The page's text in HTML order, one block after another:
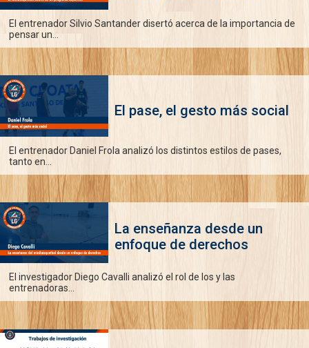
El entrenador Silvio Santander disertó acerca de la importancia de
pensar un...
El pase, el gesto más social
El entrenador Daniel Frola analizó los distintos estilos de pases,
tanto en...
La enseñanza desde un
enfoque de derechos
El investigador Diego Cavalli analizó el rol de los y las
entrenadoras...